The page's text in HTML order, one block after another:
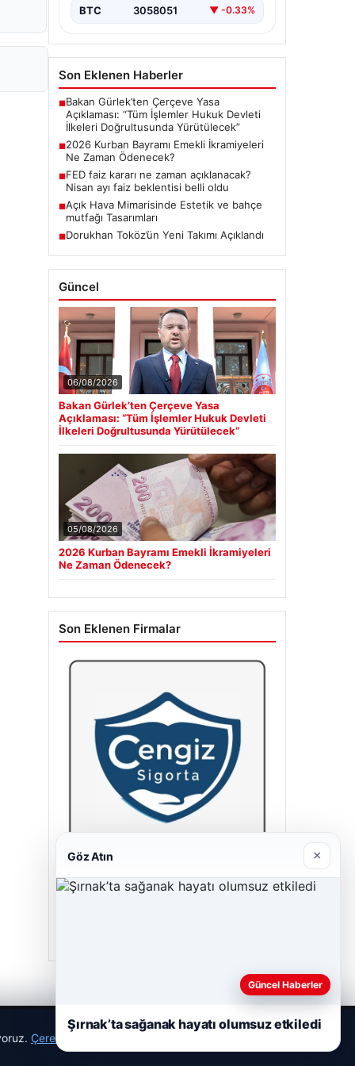
BTC 3058051 ▼ -0.33%
Son Eklenen Haberler
■Bakan Gürlek’ten Çerçeve Yasa
Açıklaması: “Tüm İşlemler Hukuk Devleti
İlkeleri Doğrultusunda Yürütülecek”
■2026 Kurban Bayramı Emekli İkramiyeleri
Ne Zaman Ödenecek?
■FED faiz kararı ne zaman açıklanacak?
Nisan ayı faiz beklentisi belli oldu
■Açık Hava Mimarisinde Estetik ve bahçe
mutfağı Tasarımları
■Dorukhan Toköz’ün Yeni Takımı Açıklandı
Güncel
06/08/2026
Bakan Gürlek’ten Çerçeve Yasa
Açıklaması: “Tüm İşlemler Hukuk Devleti
İlkeleri Doğrultusunda Yürütülecek”
05/08/2026
2026 Kurban Bayramı Emekli İkramiyeleri
Ne Zaman Ödenecek?
Son Eklenen Firmalar
Cengiz Sigorta
Çerez Politikamız
Göz Atın ×
Güncel Haberler
Şırnak’ta sağanak hayatı olumsuz etkiledi